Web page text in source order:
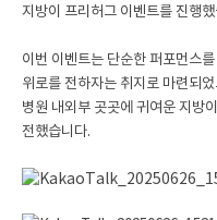
지방이 프리허그 이벤트를 진행
이번 이벤트는 단순한 퍼포먼스
위로를 전하자는 취지로 마련되
병원 내외부 곳곳에 귀여운 지방
전했습니다.